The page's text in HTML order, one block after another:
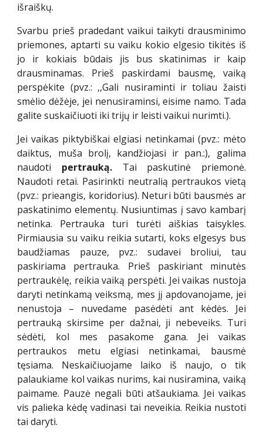
išraiškų.
Svarbu prieš pradedant vaikui taikyti drausminimo
priemones, aptarti su vaiku kokio elgesio tikitės iš
jo ir kokiais būdais jis bus skatinimas ir kaip
drausminamas. Prieš paskirdami bausmę, vaiką
perspėkite (pvz.: ,,Gali nusiraminti ir toliau žaisti
smėlio dėžėje, jei nenusiraminsi, eisime namo. Tada
galite suskaičiuoti iki trijų ir leisti vaikui nurimti.).
Jei vaikas piktybiškai elgiasi netinkamai (pvz.: mėto
daiktus, muša brolį, kandžiojasi ir pan.:), galima
naudoti pertrauką.Tai paskutinė priemonė.
Naudoti retai. Pasirinkti neutralią pertraukos vietą
(pvz.: prieangis, koridorius). Neturi būti bausmės ar
paskatinimo elementų. Nusiuntimas į savo kambarį
netinka. Pertrauka turi turėti aiškias taisykles.
Pirmiausia su vaiku reikia sutarti, koks elgesys bus
baudžiamas pauze, pvz.: sudavei broliui, tau
paskiriama pertrauka. Prieš paskiriant minutės
pertraukėlę, reikia vaiką perspėti. Jei vaikas nustoja
daryti netinkamą veiksmą, mes jį apdovanojame, jei
nenustoja – nuvedame pasėdėti ant kėdės. Jei
pertrauką skirsime per dažnai, ji nebeveiks. Turi
sėdėti, kol mes pasakome gana. Jei vaikas
pertraukos metu elgiasi netinkamai, bausmė
tęsiama. Neskaičiuojame laiko iš naujo, o tik
palaukiame kol vaikas nurims, kai nusiramina, vaiką
paimame. Pauzė negali būti atšaukiama. Jei vaikas
vis palieka kėdę vadinasi tai neveikia. Reikia nustoti
tai daryti.